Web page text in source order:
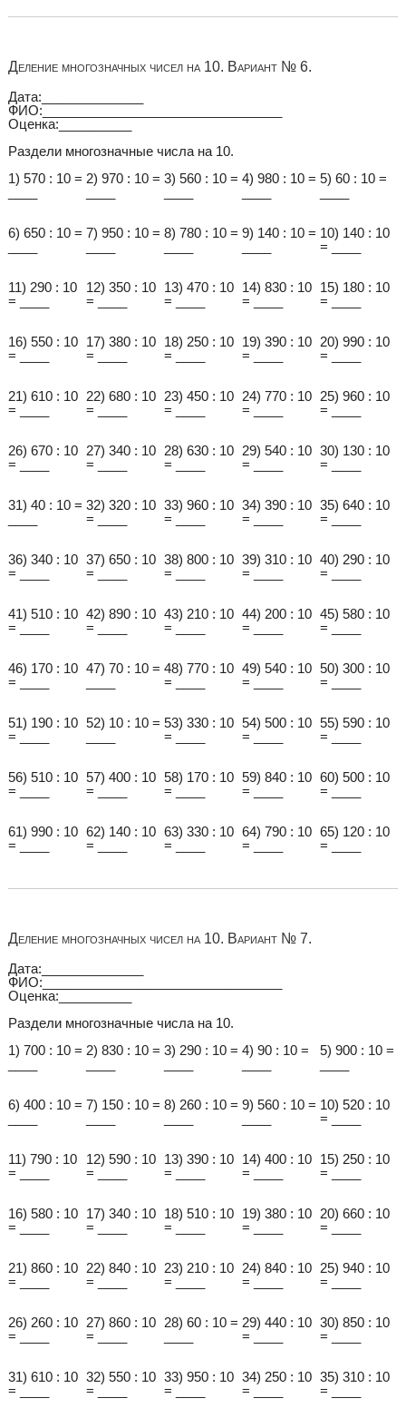
Деление многозначных чисел на 10. Вариант № 6.
Дата:______________
ФИО:_________________________________
Оценка:__________
Раздели многозначные числа на 10.
1) 570 : 10 = 2) 970 : 10 = 3) 560 : 10 = 4) 980 : 10 = 5) 60 : 10 =
6) 650 : 10 = 7) 950 : 10 = 8) 780 : 10 = 9) 140 : 10 = 10) 140 : 10
= ____
11) 290 : 10
= ____
12) 350 : 10
= ____
13) 470 : 10
= ____
14) 830 : 10
= ____
15) 180 : 10
= ____
16) 550 : 10
= ____
17) 380 : 10
= ____
18) 250 : 10
= ____
19) 390 : 10
= ____
20) 990 : 10
= ____
21) 610 : 10
= ____
22) 680 : 10
= ____
23) 450 : 10
= ____
24) 770 : 10
= ____
25) 960 : 10
= ____
26) 670 : 10
= ____
27) 340 : 10
= ____
28) 630 : 10
= ____
29) 540 : 10
= ____
30) 130 : 10
= ____
31) 40 : 10 = 32) 320 : 10
= ____
33) 960 : 10
= ____
34) 390 : 10
= ____
35) 640 : 10
= ____
36) 340 : 10
= ____
37) 650 : 10
= ____
38) 800 : 10
= ____
39) 310 : 10
= ____
40) 290 : 10
= ____
41) 510 : 10
= ____
42) 890 : 10
= ____
43) 210 : 10
= ____
44) 200 : 10
= ____
45) 580 : 10
= ____
46) 170 : 10
= ____
47) 70 : 10 = 48) 770 : 10
= ____
49) 540 : 10
= ____
50) 300 : 10
= ____
51) 190 : 10
= ____
52) 10 : 10 = 53) 330 : 10
= ____
54) 500 : 10
= ____
55) 590 : 10
= ____
56) 510 : 10
= ____
57) 400 : 10
= ____
58) 170 : 10
= ____
59) 840 : 10
= ____
60) 500 : 10
= ____
61) 990 : 10
= ____
62) 140 : 10
= ____
63) 330 : 10
= ____
64) 790 : 10
= ____
65) 120 : 10
= ____
Деление многозначных чисел на 10. Вариант № 7.
Дата:______________
ФИО:_________________________________
Оценка:__________
Раздели многозначные числа на 10.
1) 700 : 10 = 2) 830 : 10 = 3) 290 : 10 = 4) 90 : 10 =
5) 900 : 10 =
6) 400 : 10 = 7) 150 : 10 = 8) 260 : 10 = 9) 560 : 10 = 10) 520 : 10
= ____
11) 790 : 10
= ____
12) 590 : 10
= ____
13) 390 : 10
= ____
14) 400 : 10
= ____
15) 250 : 10
= ____
16) 580 : 10
= ____
17) 340 : 10
= ____
18) 510 : 10
= ____
19) 380 : 10
= ____
20) 660 : 10
= ____
21) 860 : 10
= ____
22) 840 : 10
= ____
23) 210 : 10
= ____
24) 840 : 10
= ____
25) 940 : 10
= ____
26) 260 : 10
= ____
27) 860 : 10
= ____
28) 60 : 10 = 29) 440 : 10
= ____
30) 850 : 10
= ____
31) 610 : 10
= ____
32) 550 : 10
= ____
33) 950 : 10
= ____
34) 250 : 10
= ____
35) 310 : 10
= ____